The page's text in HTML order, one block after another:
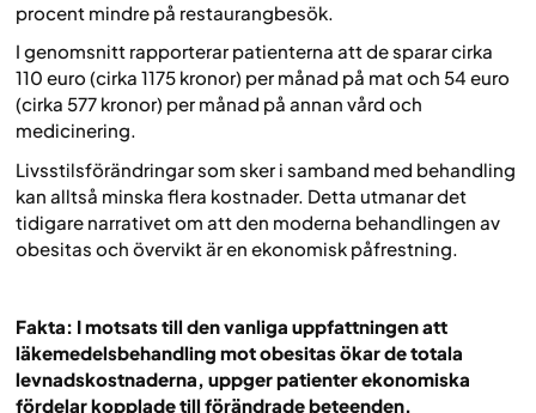
procent mindre på restaurangbesök.
I genomsnitt rapporterar patienterna att de sparar cirka
110 euro (cirka 1175 kronor) per månad på mat och 54 euro
(cirka 577 kronor) per månad på annan vård och
medicinering.
Livsstilsförändringar som sker i samband med behandling
kan alltså minska flera kostnader. Detta utmanar det
tidigare narrativet om att den moderna behandlingen av
obesitas och övervikt är en ekonomisk påfrestning.
Fakta: I motsats till den vanliga uppfattningen att
läkemedelsbehandling mot obesitas ökar de totala
levnadskostnaderna, uppger patienter ekonomiska
fördelar kopplade till förändrade beteenden.